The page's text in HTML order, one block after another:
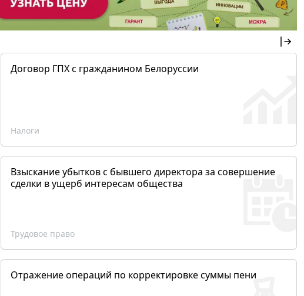
Договор ГПХ с гражданином Белоруссии
Налоги
Взыскание убытков с бывшего директора за совершение
сделки в ущерб интересам общества
Трудовое право
Отражение операций по корректировке суммы пени